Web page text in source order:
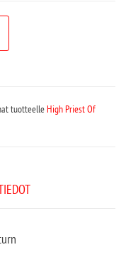
tuotteelleHigh Priest Of